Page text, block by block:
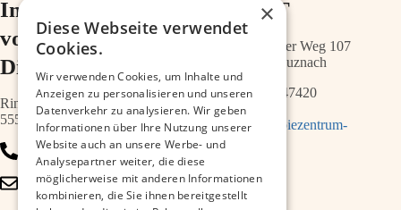
Im Ärztehaus
vor der
Diakonie
Ringstr.64a
55543 Bad Kreuznach
0671 – 79467700
info@therapiezentrum-
kh.de
im ZIMT
Schwabenheimer Weg 107
55543 Bad Kreuznach
0671 – 21547420
info@therapiezentrum-
melias.de
×
Diese Webseite verwendet
Cookies.
Wir verwenden Cookies, um Inhalte und
Anzeigen zu personalisieren und unseren
Datenverkehr zu analysieren. Wir geben
Informationen über Ihre Nutzung unserer
Website auch an unsere Werbe- und
Analysepartner weiter, die diese
möglicherweise mit anderen Informationen
kombinieren, die Sie ihnen bereitgestellt